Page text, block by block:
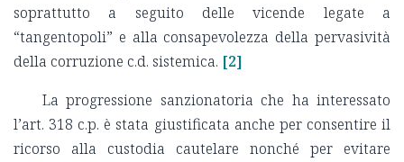
soprattutto a seguito delle vicende legate a
“tangentopoli” e alla consapevolezza della pervasività
della corruzione c.d. sistemica. [2]
La progressione sanzionatoria che ha interessato
l’art. 318 c.p. è stata giustificata anche per consentire il
ricorso alla custodia cautelare nonché per evitare